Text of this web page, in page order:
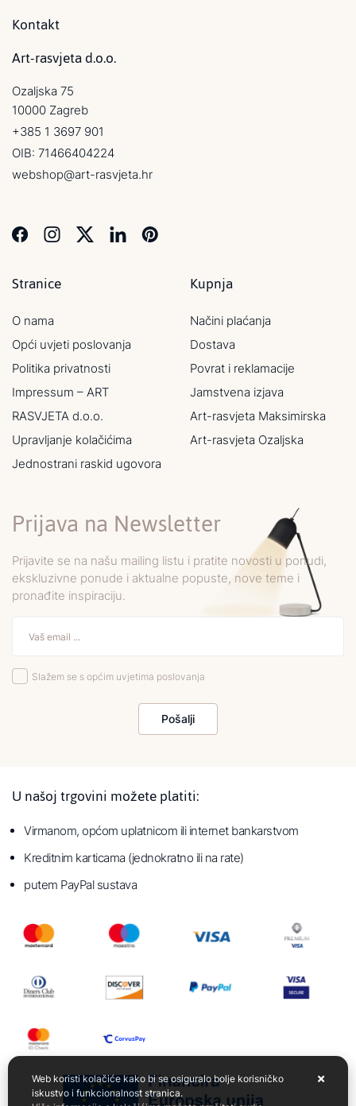
Kontakt
Art-rasvjeta d.o.o.
Ozaljska 75
10000 Zagreb
+385 1 3697 901
OIB: 71466404224
webshop@art-rasvjeta.hr
Stranice
O nama
Opći uvjeti poslovanja
Politika privatnosti
Impressum – ART
RASVJETA d.o.o.
Upravljanje kolačićima
Jednostrani raskid ugovora
Kupnja
Načini plaćanja
Dostava
Povrat i reklamacije
Jamstvena izjava
Art-rasvjeta Maksimirska
Art-rasvjeta Ozaljska
Prijava na Newsletter
Prijavite se na našu mailing listu i pratite novosti u ponudi,
ekskluzivne ponude i aktualne popuste, nove teme i
pronađite inspiraciju.
Slažem se s općim uvjetima poslovanja
Pošalji
U našoj trgovini možete platiti:
Virmanom, općom uplatnicom ili internet bankarstvom
Kreditnim karticama (jednokratno ili na rate)
putem PayPal sustava
Web koristi kolačiće kako bi se osiguralo bolje korisničko
iskustvo i funkcionalnost stranica.